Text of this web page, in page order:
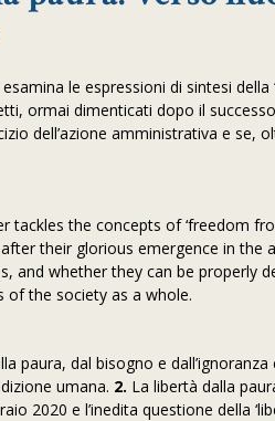
le espressioni di sintesi della
ormai dimenticati dopo il
dell’azione amministrativa e se,
tackles the concepts of ‘freedom
their glorious emergence in
and whether they can be properly
of the society as a whole.
paura, dal bisogno e
umana. 2. La libertà dalla
2020 e l’inedita questione della